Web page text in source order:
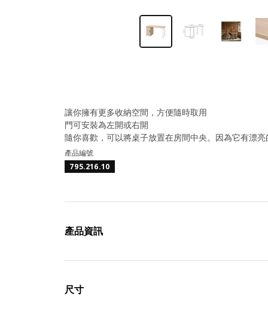
讓你擁有更多收納空間，方便隨時取用
門可安裝為左開或右開
隨你喜歡，可以將桌子放置在房間中央。因為它有漂
產品編號
795.216.10
產品資訊
尺寸